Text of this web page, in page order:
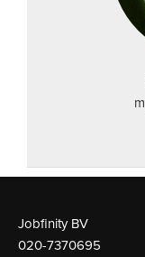
Jobfinity BV
020-7370695